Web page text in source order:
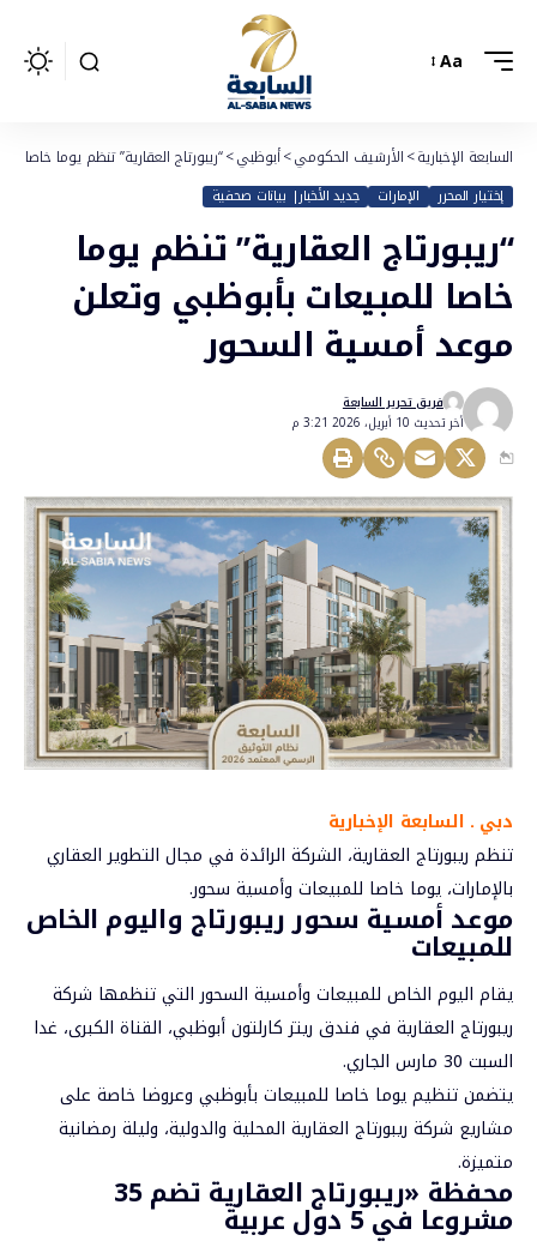
Aa
السابعة الإخبارية>الأرشيف الحكومي>أبوظبي>“ريبورتاج العقارية” تنظم يوما
إختيار المحرر الإمارات جديد الأخبار| بيانات صحفية
“ريبورتاج العقارية” تنظم يوما
خاصا للمبيعات بأبوظبي وتعلن
موعد أمسية السحور
أخر تحديث 10 أبريل، 2026 3:21 م
فريق تحرير السابعة
دبي ـ السابعة الإخبارية
تنظم ريبورتاج العقارية، الشركة الرائدة في مجال التطوير العقاري
بالإمارات، يوما خاصا للمبيعات وأمسية سحور.
موعد أمسية سحور ريبورتاج واليوم الخاص
للمبيعات
يقام اليوم الخاص للمبيعات وأمسية السحور التي تنظمها شركة
ريبورتاج العقارية في فندق ريتز كارلتونأبوظبي، القناة الكبرى، غدا
السبت 30 مارس الجاري.
يتضمن تنظيم يوما خاصا للمبيعات بأبوظبي وعروضا خاصة على
مشاريع شركة ريبورتاج العقارية المحلية والدولية، وليلة رمضانية
متميزة.
محفظة «ريبورتاج العقارية تضم 35
مشروعا في 5 دول عربية